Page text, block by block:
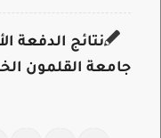
نتائج الدفعة
جامعة القلمون